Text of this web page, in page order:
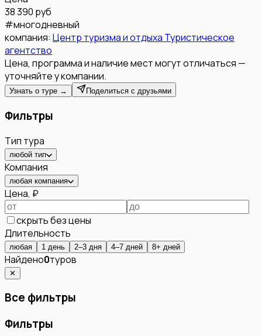
38 390 руб
#многодневный
компания: Центр туризма и отдыха Туристическое
агентство
Цена, программа и наличие мест могут отличаться —
уточняйте у компании.
Узнать о туре → Поделиться с друзьями
Фильтры
Тип тура
любой тип
Компания
любая компания
Цена, ₽
скрыть без цены
Длительность
любая 1 день 2–3 дня 4–7 дней 8+ дней
Найдено0туров
✕
Все фильтры
Фильтры